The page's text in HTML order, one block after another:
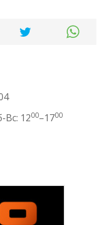
Вс: 1200–1700